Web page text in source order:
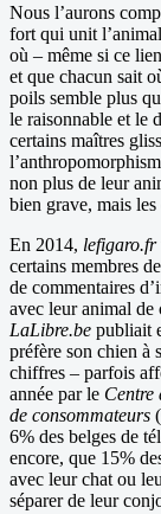
Nous l’aurons
fort qui unit
où – même si ce
et que chacun sait
poils semble plus
le raisonnable et le
certains maîtres
non plus de leur
bien grave, mais
En 2014, lefigaro.fr
certains membres
de commentaires
avec leur animal de
LaLibre.be publiait
préfère son chien à
chiffres – parfois
année par le Centre
de consommateurs
6% des belges de
encore, que 15%
avec leur chat ou
séparer de leur